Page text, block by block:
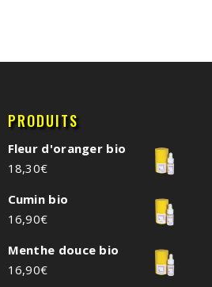
PRODUITS
Fleur d'oranger bio
18,30€
Cumin bio
16,90€
Menthe douce bio
16,90€